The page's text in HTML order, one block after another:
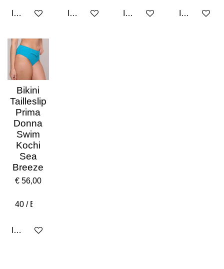
In winkelwagen In winkelwagen In winkelwagen In
Bikini
Tailleslip
Prima
Donna
Swim
Kochi
Sea
Breeze
€ 56,00
In winkelwagen